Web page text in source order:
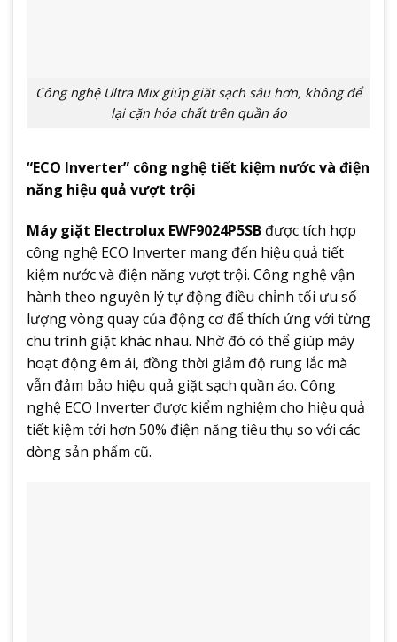
Công nghệ Ultra Mix giúp giặt sạch sâu hơn, không để
lại cặn hóa chất trên quần áo
“ECO Inverter” công nghệ tiết kiệm nước và điện
năng hiệu quả vượt trội
Máy giặt Electrolux EWF9024P5SB được tích hợp
công nghệ ECO Inverter mang đến hiệu quả tiết
kiệm nước và điện năng vượt trội. Công nghệ vận
hành theo nguyên lý tự động điều chỉnh tối ưu số
lượng vòng quay của động cơ để thích ứng với từng
chu trình giặt khác nhau. Nhờ đó có thể giúp máy
hoạt động êm ái, đồng thời giảm độ rung lắc mà
vẫn đảm bảo hiệu quả giặt sạch quần áo. Công
nghệ ECO Inverter được kiểm nghiệm cho hiệu quả
tiết kiệm tới hơn 50% điện năng tiêu thụ so với các
dòng sản phẩm cũ.